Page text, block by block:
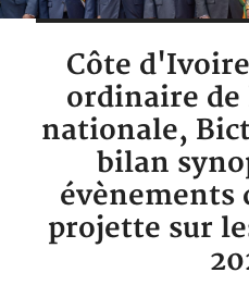
Côte
ordinaire de
nationale,
bilan
évènements
projette sur